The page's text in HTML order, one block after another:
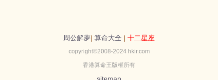
周公解夢| 算命大全 | 十二星座
copyright©2008-2024 hkir.com
香港算命王版權所有